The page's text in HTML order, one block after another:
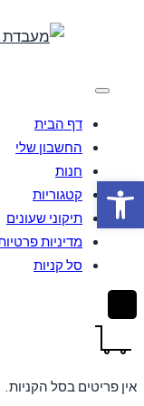
content
דף הבית
החשבון שלי
חנות
קטגוריות
תיקוני שעונים
מדיניות
סל קניות
אין פריטים בסל הקניות.
פתח סרגל נגישות